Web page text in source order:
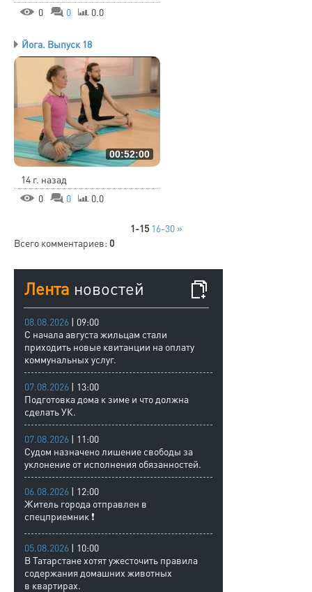
0
0 0.0
Йога. Выпуск 18
00:52:00
14 г. назад
0
0 0.0
1-15 16-30 »
Всего комментариев: 0
Лента новостей
08.08.2026 | 09:00
С начала августа жильцам стали
приходить новые квитанции на оплату
коммунальных услуг.
07.08.2026 | 13:00
Подготовка дома к зиме и что должна
сделать УК.
07.08.2026 | 11:00
Судом назначено лишение свободы за
уклонение от исполнения обязанностей.
06.08.2026 | 12:00
Житель города отправлен в
спецприемник ❗
05.08.2026 | 10:00
В Татарстане хотят ужесточить правила
содержания домашних животных
в квартирах.